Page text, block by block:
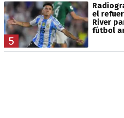
5
el
River
fútbol